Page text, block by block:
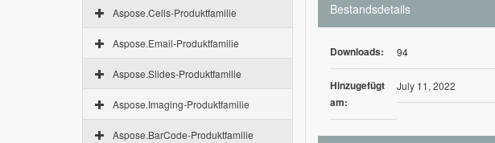
Aspose.Cells-Produktfamilie
Aspose.Email-Produktfamilie
Aspose.Slides-Produktfamilie
Aspose.Imaging-Produktfamilie
Aspose.BarCode-Produktfamilie
Bestandsdetails
Downloads: 94
Hinzugefügt
am:
July 11, 2022